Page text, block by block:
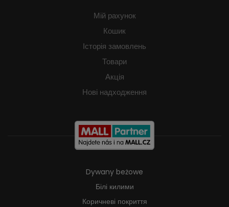
Мій рахунок
Кошик
Історія замовлень
Товари
Акція
Нові надходження
Dywany beżowe
Білі килими
Коричневі покриття